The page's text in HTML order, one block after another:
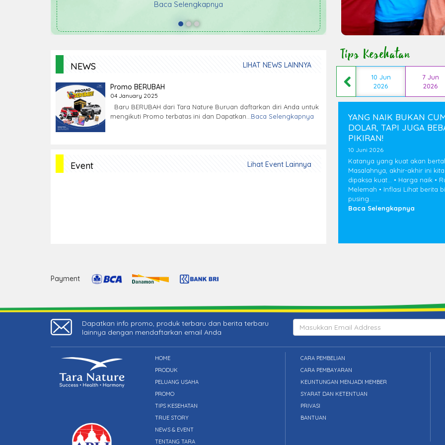
laboratorium, ternyata...
NEWS LIHAT NEWS LAINNYA
Promo BERUBAH
04 January 2025
Baru BERUBAH dari Tara Nature Buruan daftarkan diri Anda untuk
mengikuti Promo terbatas ini dan Dapatkan... Baca Selengkapnya
Event Lihat Event Lainnya
Tips Kesehatan
10 Jun
2026
7 Jun
2026
YANG NAIK BUKAN
DOLAR, TAPI JUGA
PIKIRAN!
10 Juni 2026
Katanya yang kuat akan
Masalahnya, akhir-akhir ini
dipaksa kuat... • Harga naik •
Melemah • Inflasi Lihat berita
pusing.......
Baca Selengkapnya
Payment
Dapatkan info promo, produk terbaru dan berita terbaru
lainnya dengan mendaftarkan email Anda
HOME
PRODUK
PELUANG USAHA
PROMO
TIPS KESEHATAN
TRUE STORY
NEWS & EVENT
TENTANG TARA
CARA PEMBELIAN
CARA PEMBAYARAN
KEUNTUNGAN MENJADI MEMBER
SYARAT DAN KETENTUAN
PRIVASI
BANTUAN